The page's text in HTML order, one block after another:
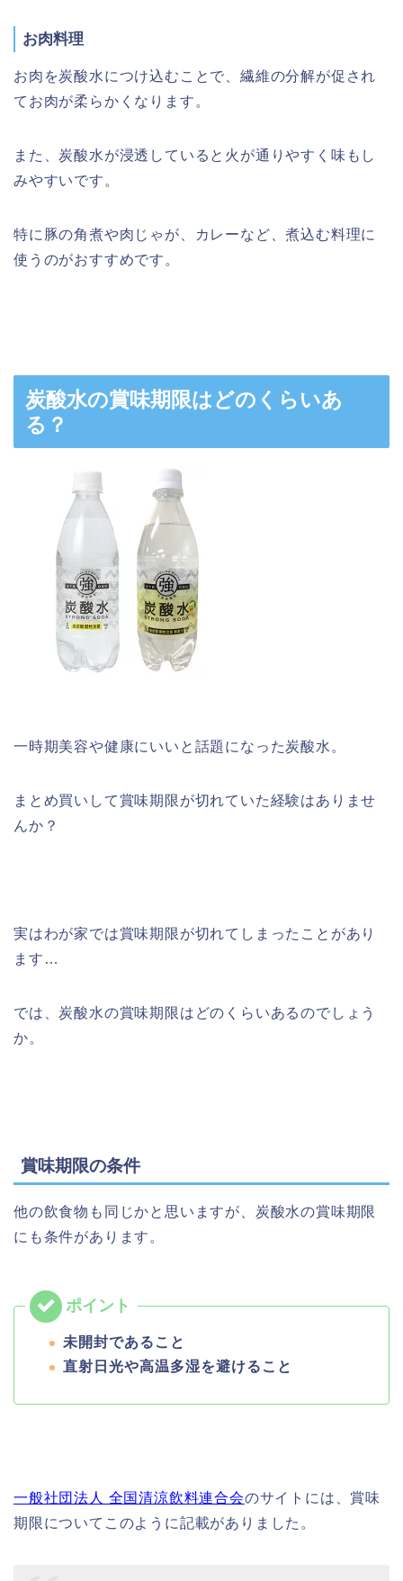
お肉料理
お肉を炭酸水につけ込むことで、繊維の分解が促され
てお肉が柔らかくなります。
また、炭酸水が浸透していると火が通りやすく味もし
みやすいです。
特に豚の角煮や肉じゃが、カレーなど、煮込む料理に
使うのがおすすめです。
炭酸水の賞味期限はどのくらいあ
る？
一時期美容や健康にいいと話題になった炭酸水。
まとめ買いして賞味期限が切れていた経験はありませ
んか？
実はわが家では賞味期限が切れてしまったことがあり
ます…
では、炭酸水の賞味期限はどのくらいあるのでしょう
か。
賞味期限の条件
他の飲食物も同じかと思いますが、炭酸水の賞味期限
にも条件があります。
未開封であること
直射日光や高温多湿を避けること
一般社団法人 全国清涼飲料連合会のサイトには、賞味
期限についてこのように記載がありました。